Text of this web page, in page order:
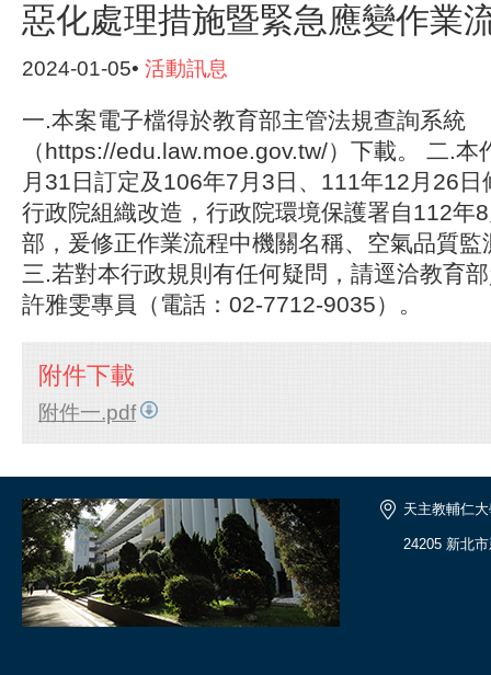
惡化處理措施暨緊急應變作業
2024-01-05• 活動訊息
一.本案電子檔得於教育部主管法規查詢系統
（https://edu.law.moe.gov.tw/）下載。 二.
月31日訂定及106年7月3日、111年12月26日
行政院組織改造，行政院環境保護署自112年
部，爰修正作業流程中機關名稱、空氣品質監
三.若對本行政規則有任何疑問，請逕洽教育
許雅雯專員（電話：02-7712-9035）。
附件下載
附件一.pdf
天主教輔仁
24205 新北